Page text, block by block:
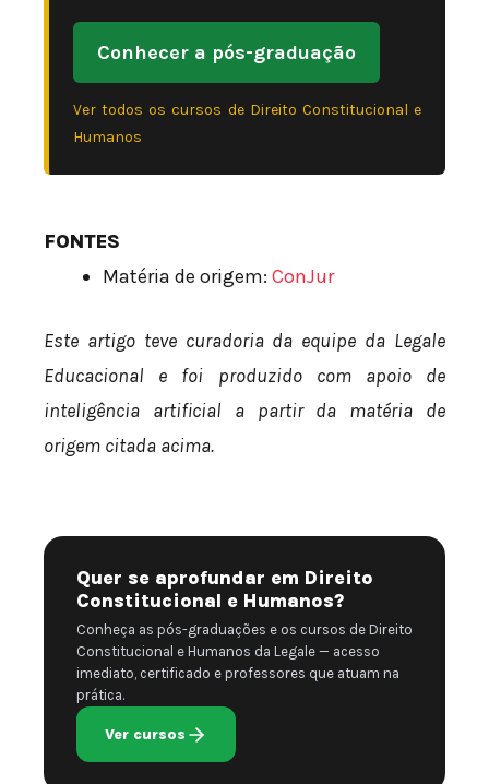
Conhecer a pós-graduação
Ver todos os cursos de Direito Constitucional e
Humanos
FONTES
Matéria de origem: ConJur
Este artigo teve curadoria da equipe da Legale
Educacional e foi produzido com apoio de
inteligência artificial a partir da matéria de
origem citada acima.
Quer se aprofundar em Direito
Constitucional e Humanos?
Conheça as pós-graduações e os cursos de Direito
Constitucional e Humanos da Legale — acesso
imediato, certificado e professores que atuam na
prática.
Ver cursos